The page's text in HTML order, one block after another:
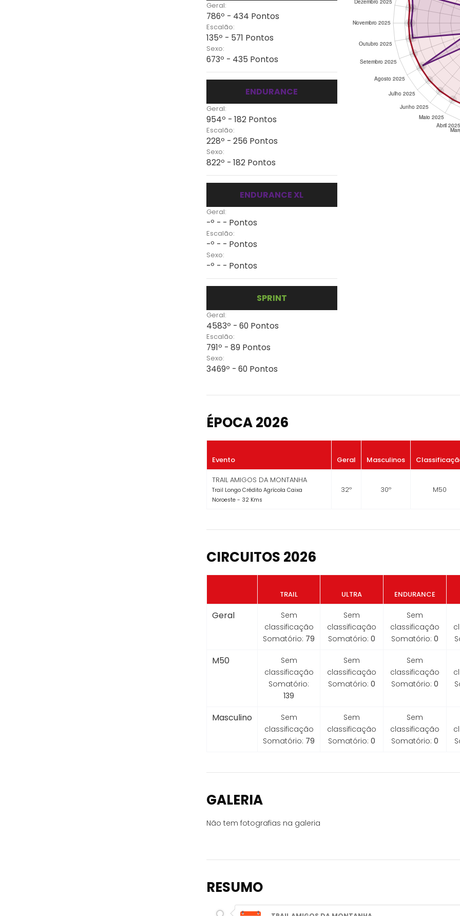
Geral:
786º - 434 Pontos
Escalão:
135º - 571 Pontos
Sexo:
673º - 435 Pontos
ENDURANCE
Geral:
954º - 182 Pontos
Escalão:
228º - 256 Pontos
Sexo:
822º - 182 Pontos
ENDURANCE XL
Geral:
-º - - Pontos
Escalão:
-º - - Pontos
Sexo:
-º - - Pontos
SPRINT
Geral:
4583º - 60 Pontos
Escalão:
791º - 89 Pontos
Sexo:
3469º - 60 Pontos
ÉPOCA 2026
Evento Geral Masculinos
TRAIL AMIGOS DA MONTANHA
Trail Longo Crédito Agrícola Caixa
Noroeste - 32 Kms
32º 30º M50
CIRCUITOS 2026
TRAIL ULTRA ENDURANCE
Geral
Sem
classificação
Somatório: 79
Sem
classificação
Somatório: 0
Sem
classificação
Somatório: 0
M50
Sem
classificação
Somatório:
139
Sem
classificação
Somatório: 0
Sem
classificação
Somatório: 0
Masculino
Sem
classificação
Somatório: 79
Sem
classificação
Somatório: 0
Sem
classificação
Somatório: 0
GALERIA
Não tem fotografias na galeria
RESUMO